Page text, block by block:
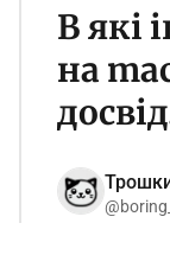
В які
на